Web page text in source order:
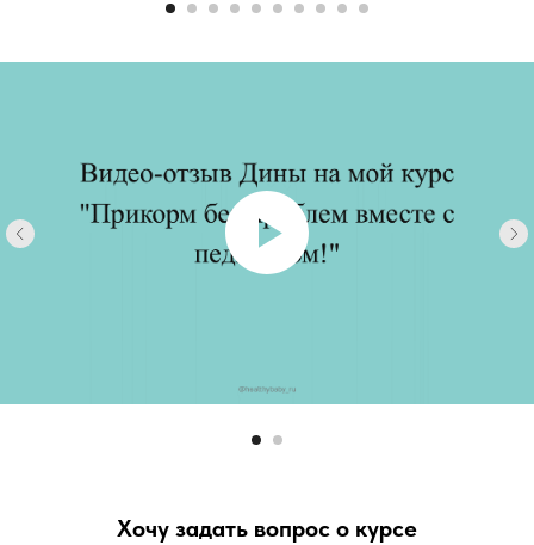
Хочу задать вопрос о курсе